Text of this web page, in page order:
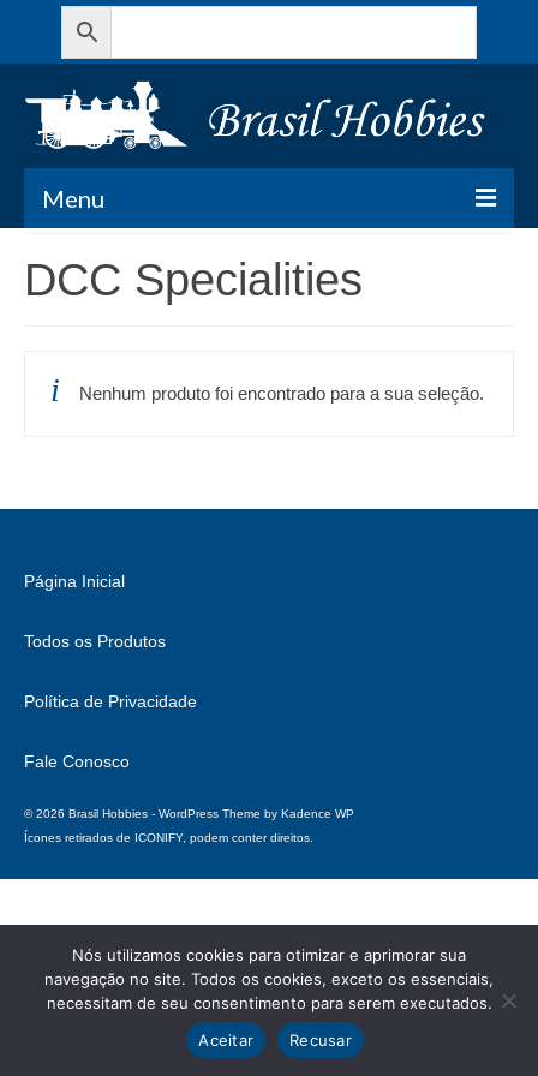
Menu
Todos os Produtos
DCC Specialities
Nenhum produto foi encontrado para a sua seleção.
Página Inicial
Todos os Produtos
Política de Privacidade
Fale Conosco
© 2026 Brasil Hobbies - WordPress Theme by Kadence WP
Ícones retirados de ICONIFY, podem conter direitos.
Nós utilizamos cookies para otimizar e aprimorar sua
navegação no site. Todos os cookies, exceto os essenciais,
necessitam de seu consentimento para serem executados.
Aceitar
Recusar